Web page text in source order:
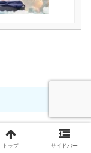
トップ サイドバー